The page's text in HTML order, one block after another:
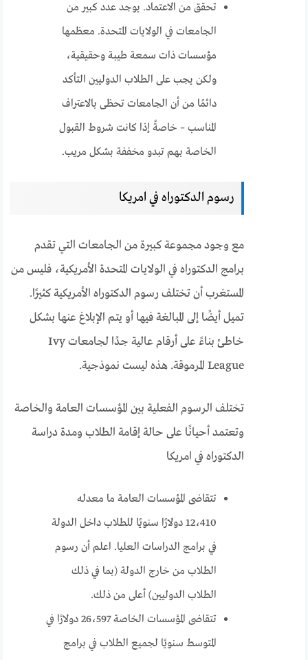
تحقق من الاعتماد. يوجد عدد كبير من
الجامعات في الولايات المتحدة. معظمها
مؤسسات ذات سمعة طيبة وحقيقية،
ولكن يجب على الطلاب الدوليين التأكد
دائمًا من أن الجامعات تحظى بالاعتراف
المناسب – خاصةً إذا كانت شروط القبول
الخاصة بهم تبدو مخففة بشكل مريب.
رسوم الدكتوراه في امريكا
مع وجود مجموعة كبيرة من الجامعات التي تقدم
برامج الدكتوراه في الولايات المتحدة الأمريكية، فليس من
المستغرب أن تختلف رسوم الدكتوراه الأمريكية كثيرًا.
تميل أيضًا إلى المبالغة فيها أو يتم الإبلاغ عنها بشكل
خاطئ بناءً على أرقام عالية جدًا لجامعات Ivy
League المرموقة. هذه ليست نموذجية.
تختلف الرسوم الفعلية بين المؤسسات العامة والخاصة
وتعتمد أحيانًا على حالة إقامة الطلاب ومدة دراسة
الدكتوراه في امريكا
تتقاضى المؤسسات العامة ما معدله
12،410 دولارًا سنويًا للطلاب داخل الدولة
في برامج الدراسات العليا. اعلم أن رسوم
الطلاب من خارج الدولة (بما في ذلك
الطلاب الدوليين) أعلى من ذلك.
تتقاضى المؤسسات الخاصة 26،597 دولارًا في
المتوسط سنويًا لجميع الطلاب في برامج